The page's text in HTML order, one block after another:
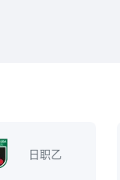
日职乙